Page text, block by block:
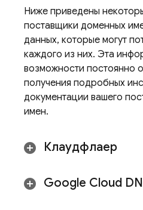
Ниже приведены
поставщики доменных
данных, которые могут
каждого из них. Эта
возможности постоянно
получения подробных
документации вашего
имен.
Клаудфлаер
Google Cloud